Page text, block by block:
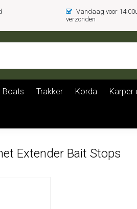
Vandaag voor
verzonden
Boats Trakker Korda Karper
Extender Bait Stops